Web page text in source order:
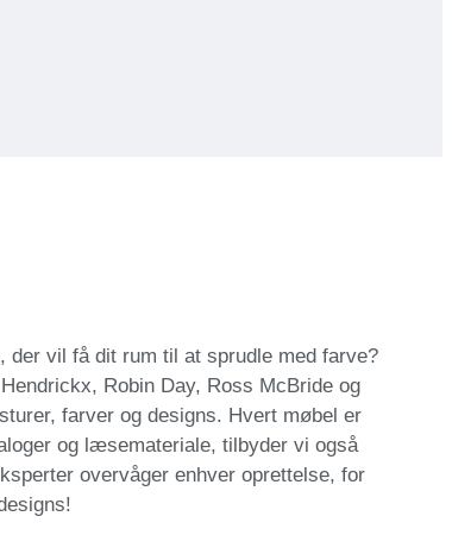
vil få dit rum til at sprudle med farve?
Robin Day, Ross McBride og
farver og designs. Hvert møbel er
og læsemateriale, tilbyder vi også
overvåger enhver oprettelse, for